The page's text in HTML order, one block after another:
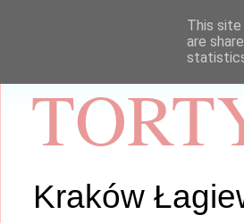
Kraków
This
are